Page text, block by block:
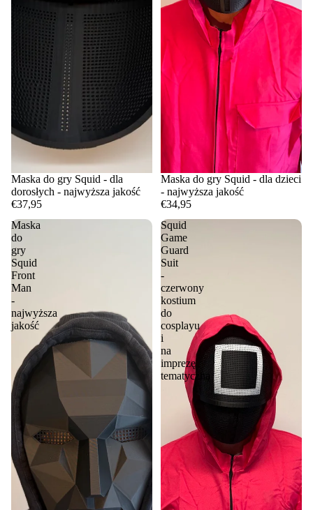
Maska do gry Squid - dla
dorosłych - najwyższa jakość
€37,95
Maska do gry Squid - dla dzieci
- najwyższa jakość
€34,95
Maska
do
gry
Squid
Front
Man
-
najwyższa
jakość
Squid
Game
Guard
Suit
-
czerwony
kostium
do
cosplayu
i
na
imprezę
tematyczną